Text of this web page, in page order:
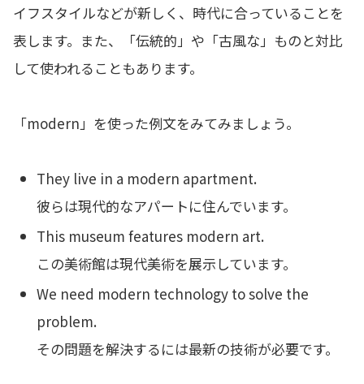
イフスタイルなどが新しく、時代に合っていることを
表します。また、「伝統的」や「古風な」ものと対比
して使われることもあります。
「modern」を使った例文をみてみましょう。
They live in a modern apartment.
彼らは現代的なアパートに住んでいます。
This museum features modern art.
この美術館は現代美術を展示しています。
We need modern technology to solve the
problem.
その問題を解決するには最新の技術が必要です。